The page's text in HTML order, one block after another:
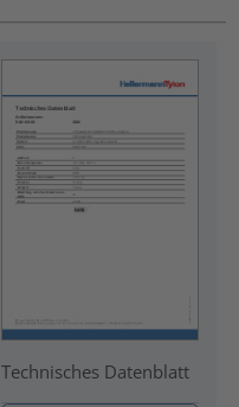
Technisches Datenblatt